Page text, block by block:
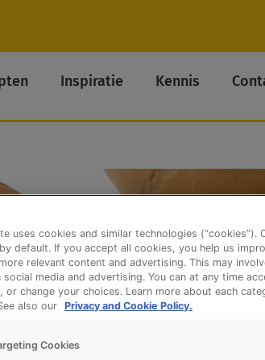
Inspiratie Kennis
uses cookies and similar technologies (“cookies”).
default. If you accept all cookies, you help us
relevant content and advertising. This may
social media and advertising. You can at any time
or change your choices. Learn more about each
also our Privacy and Cookie Policy.
Cookies